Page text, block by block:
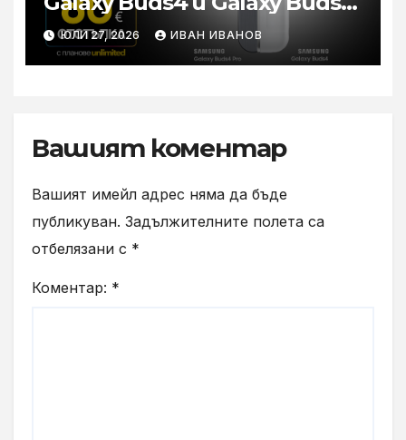
Pro с отстъпки до 80 евро
във Vivacom
ЮЛИ 27, 2026 ИВАН ИВАНОВ
Вашият коментар
Вашият имейл адрес няма да бъде
публикуван. Задължителните полета са
отбелязани с *
Коментар: *